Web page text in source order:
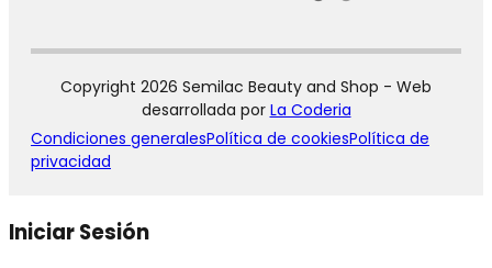
Copyright 2026 Semilac Beauty and Shop - Web
desarrollada por La Coderia
Condiciones generalesPolítica de cookiesPolítica de
privacidad
Iniciar Sesión